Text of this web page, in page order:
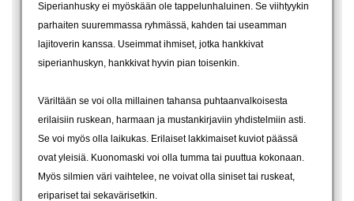
Siperianhusky ei myöskään ole tappelunhaluinen. Se viihtyykin
parhaiten suuremmassa ryhmässä, kahden tai useamman
lajitoverin kanssa. Useimmat ihmiset, jotka hankkivat
siperianhuskyn, hankkivat hyvin pian toisenkin.
Väriltään se voi olla millainen tahansa puhtaanvalkoisesta
erilaisiin ruskean, harmaan ja mustankirjaviin yhdistelmiin asti.
Se voi myös olla laikukas. Erilaiset lakkimaiset kuviot päässä
ovat yleisiä. Kuonomaski voi olla tumma tai puuttua kokonaan.
Myös silmien väri vaihtelee, ne voivat olla siniset tai ruskeat,
eripariset tai sekavärisetkin.